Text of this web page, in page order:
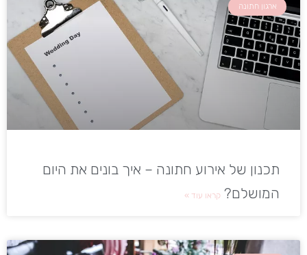
ארגון חתונה
תכנון של אירוע חתונה – איך בונים את היום
המושלם? קראו עוד »